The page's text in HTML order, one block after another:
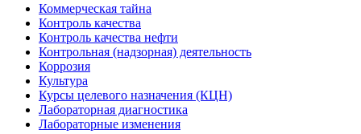
Коммерческая тайна
Контроль качества
Контроль качества нефти
Контрольная (надзорная) деятельность
Коррозия
Культура
Курсы целевого назначения (КЦН)
Лабораторная диагностика
Лабораторные изменения